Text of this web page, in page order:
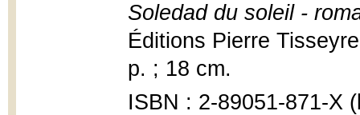
Soledad du soleil -
Éditions Pierre
p. ; 18 cm.
ISBN : 2-89051-871-X